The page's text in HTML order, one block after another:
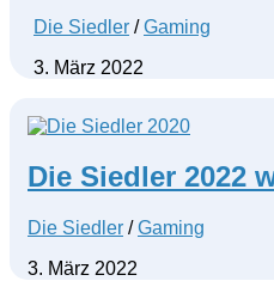
Die Siedler /Gaming
3. März 2022
Die Siedler 2022
Die Siedler /Gaming
3. März 2022